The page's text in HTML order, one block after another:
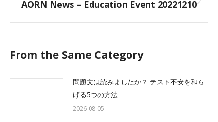
Next
AORN News – Education Event 20221210
From the Same Category
問題文は読みましたか？ テスト不安を和ら
げる5つの方法
2026-08-05